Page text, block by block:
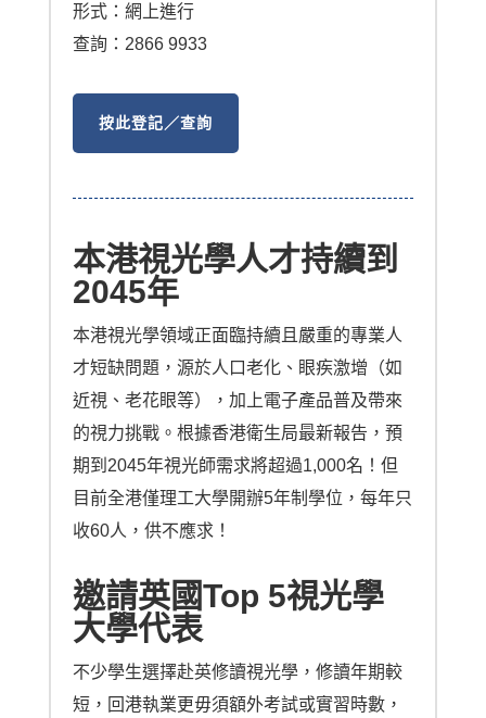
形式：網上進行
查詢：2866 9933
按此登記／查詢
本港視光學人才持續到
2045年
本港視光學領域正面臨持續且嚴重的專業人
才短缺問題，源於人口老化、眼疾激增（如
近視、老花眼等），加上電子產品普及帶來
的視力挑戰。根據香港衛生局最新報告，預
期到2045年視光師需求將超過1,000名！但
目前全港僅理工大學開辦5年制學位，每年只
收60人，供不應求！
邀請英國Top 5視光學
大學代表
不少學生選擇赴英修讀視光學，修讀年期較
短，回港執業更毋須額外考試或實習時數，